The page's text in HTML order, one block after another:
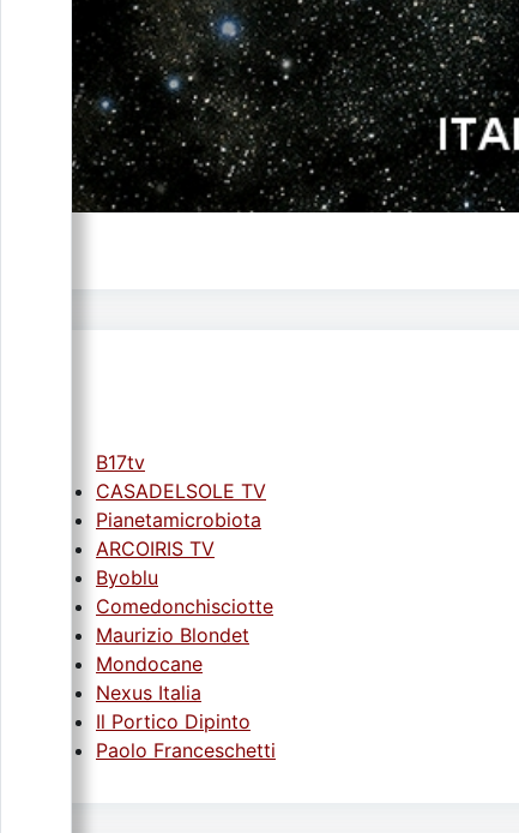
B17tv
CASADELSOLE TV
Pianetamicrobiota
ARCOIRIS TV
Byoblu
Comedonchisciotte
Maurizio Blondet
Mondocane
Nexus Italia
Il Portico Dipinto
Paolo Franceschetti